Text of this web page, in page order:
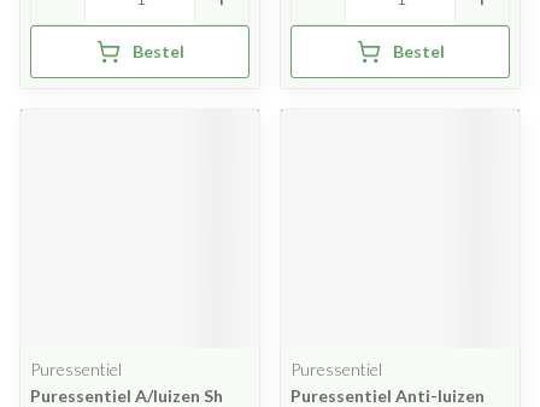
Bestel Bestel
Puressentiel
Puressentiel A/luizen Sh
Puressentiel
Puressentiel Anti-luizen